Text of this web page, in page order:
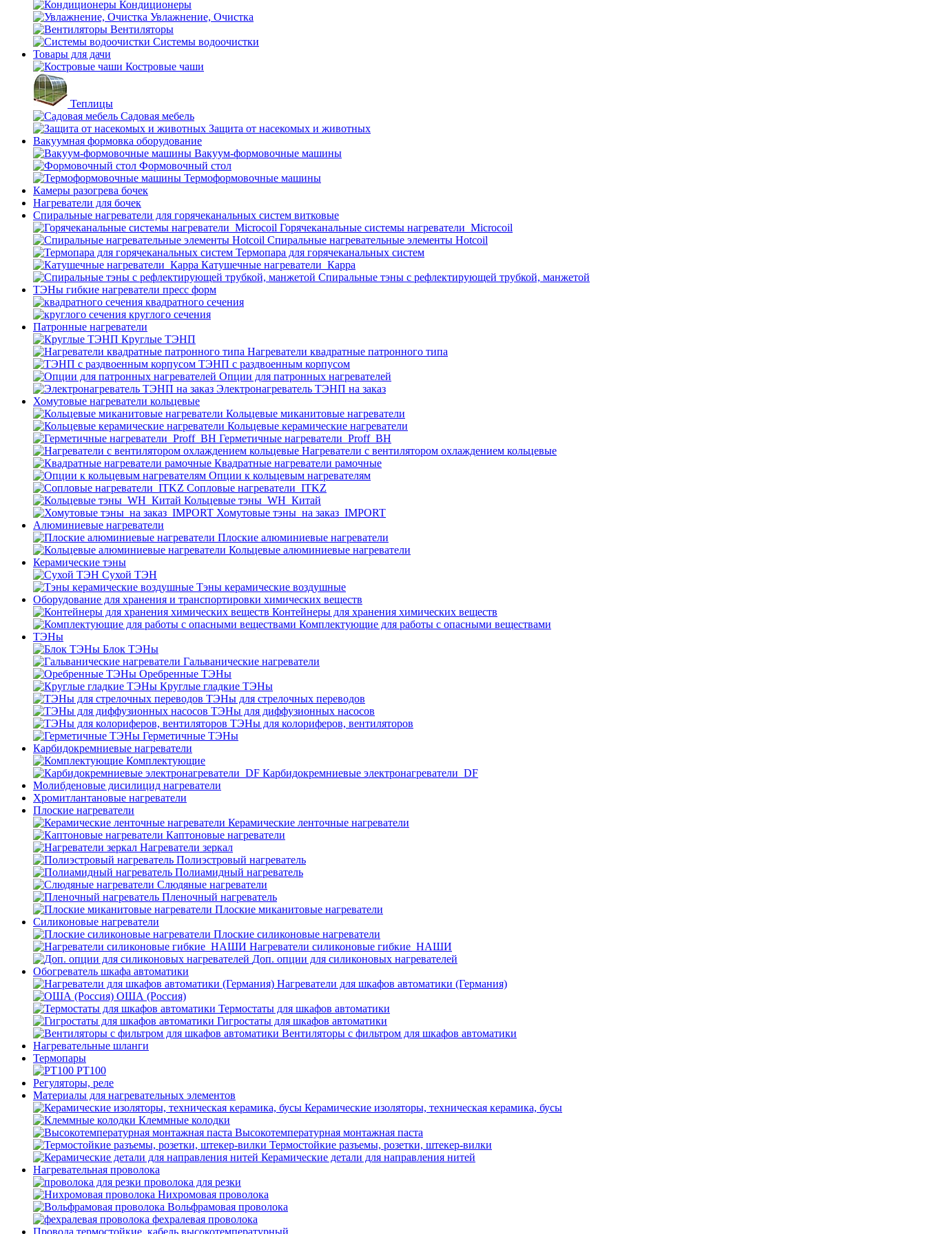
Кондиционеры
Увлажнение, Очистка
Вентиляторы
Системы водоочистки
Товары для дачи
Костровые чаши
Теплицы
Садовая мебель
Защита от насекомых и животных
Вакуумная формовка оборудование
Вакуум-формовочные машины
Формовочный стол
Термоформовочные машины
Камеры разогрева бочек
Нагреватели для бочек
Спиральные нагреватели для горячеканальных систем витковые
Горячеканальные системы нагреватели_Microcoil
Спиральные нагревательные элементы Hotcoil
Термопара для горячеканальных систем
Катушечные нагреватели_Карра
Спиральные тэны с рефлектирующей трубкой, манжетой
ТЭНы гибкие нагреватели пресс форм
квадратного сечения
круглого сечения
Патронные нагреватели
Круглые ТЭНП
Нагреватели квадратные патронного типа
ТЭНП с раздвоенным корпусом
Опции для патронных нагревателей
Электронагреватель ТЭНП на заказ
Хомутовые нагреватели кольцевые
Кольцевые миканитовые нагреватели
Кольцевые керамические нагреватели
Герметичные нагреватели_Proff_BH
Нагреватели с вентилятором охлаждением кольцевые
Квадратные нагреватели рамочные
Опции к кольцевым нагревателям
Cопловые нагреватели_ITKZ
Кольцевые тэны_WH_Китай
Хомутовые тэны_на заказ_IMPORT
Алюминиевые нагреватели
Плоские алюминиевые нагреватели
Кольцевые алюминиевые нагреватели
Керамические тэны
Сухой ТЭН
Тэны керамические воздушные
Оборудование для хранения и транспортировки химических веществ
Контейнеры для хранения химических веществ
Комплектующие для работы с опасными веществами
ТЭНы
Блок ТЭНы
Гальванические нагреватели
Оребренные ТЭНы
Круглые гладкие ТЭНы
ТЭНы для стрелочных переводов
ТЭНы для диффузионных насосов
ТЭНы для колориферов, вентиляторов
Герметичные ТЭНы
Карбидокремниевые нагреватели
Комплектующие
Карбидокремниевые электронагреватели_DF
Молибденовые дисилицид нагреватели
Хромитлантановые нагреватели
Плоские нагреватели
Керамические ленточные нагреватели
Каптоновые нагреватели
Нагреватели зеркал
Полиэстровый нагреватель
Полиамидный нагреватель
Слюдяные нагреватели
Пленочный нагреватель
Плоские миканитовые нагреватели
Силиконовые нагреватели
Плоские силиконовые нагреватели
Нагреватели силиконовые гибкие_НАШИ
Доп. опции для силиконовых нагревателей
Обогреватель шкафа автоматики
Нагреватели для шкафов автоматики (Германия)
ОША (Россия)
Термостаты для шкафов автоматики
Гигростаты для шкафов автоматики
Вентиляторы с фильтром для шкафов автоматики
Нагревательные шланги
Термопары
PT100
Регуляторы, реле
Материалы для нагревательных элементов
Керамические изоляторы, техническая керамика, бусы
Клеммные колодки
Высокотемпературная монтажная паста
Термостойкие разъемы, розетки, штекер-вилки
Керамические детали для направления нитей
Нагревательная проволока
проволока для резки
Нихромовая проволока
Вольфрамовая проволока
фехралевая проволока
Провода термостойкие, кабель высокотемпературный